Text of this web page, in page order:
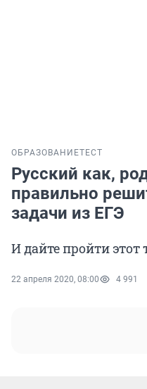
ОБРАЗОВАНИЕТЕСТ
Русский как,
правильно
задачи из ЕГЭ
И дайте пройти этот
22 апреля 2020, 08:00 4 991